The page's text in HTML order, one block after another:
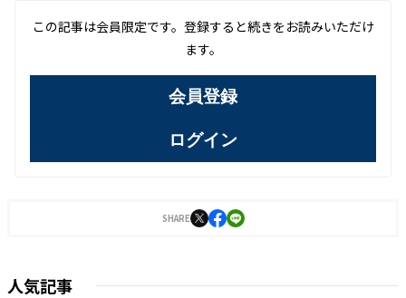
この記事は会員限定です。登録すると続きをお読みいただけ
ます。
会員登録
ログイン
SHARE
人気記事